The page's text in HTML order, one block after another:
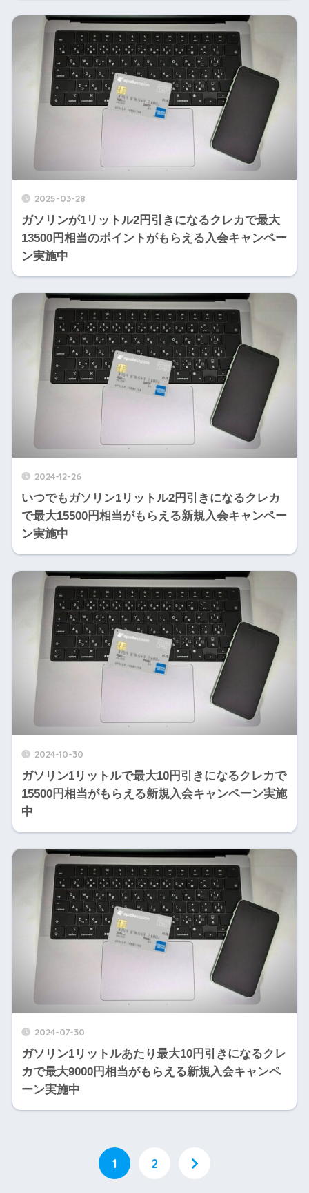
2025-03-28
ガソリンが1リットル2円引きになるクレカで最大
13500円相当のポイントがもらえる入会キャンペー
ン実施中
2024-12-26
いつでもガソリン1リットル2円引きになるクレカ
で最大15500円相当がもらえる新規入会キャンペー
ン実施中
2024-10-30
ガソリン1リットルで最大10円引きになるクレカで
15500円相当がもらえる新規入会キャンペーン実施
中
2024-07-30
ガソリン1リットルあたり最大10円引きになるクレ
カで最大9000円相当がもらえる新規入会キャンペ
ーン実施中
1 2